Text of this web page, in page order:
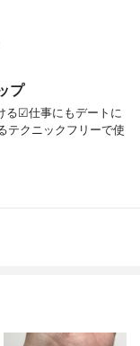
プ
る☑︎仕事にもデートに
テクニックフリーで使